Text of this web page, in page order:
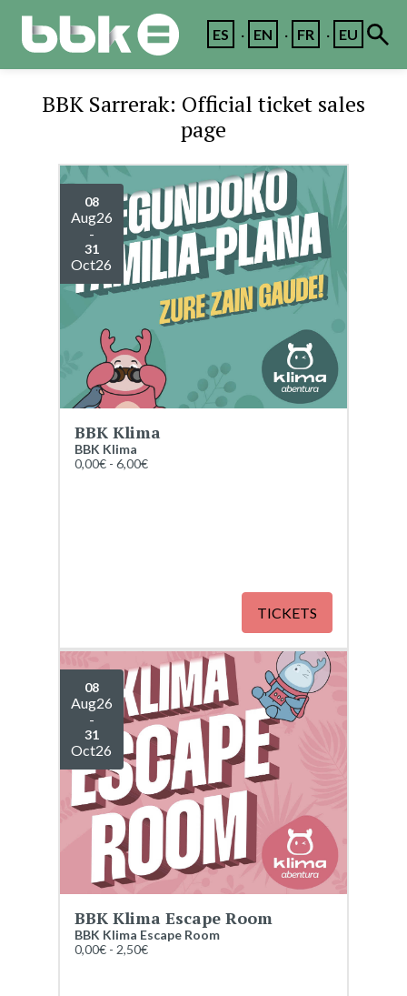
ES EN FR EU
BBK Sarrerak: Official ticket sales
page
08
Aug26
-
31
Oct26
BBK Klima
BBK Klima
0,00€ - 6,00€
TICKETS
08
Aug26
-
31
Oct26
BBK Klima Escape Room
BBK KIima Escape Room
0,00€ - 2,50€